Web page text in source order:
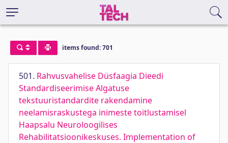
items found: 701
501. Rahvusvahelise Düsfaagia Dieedi
Standardiseerimise Algatuse
tekstuuristandardite rakendamine
neelamisraskustega inimeste toitlustamisel
Haapsalu Neuroloogilises
Rehabilitatsioonikeskuses. Implementation of